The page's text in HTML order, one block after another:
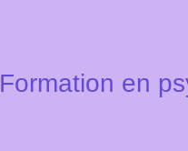
Formation en